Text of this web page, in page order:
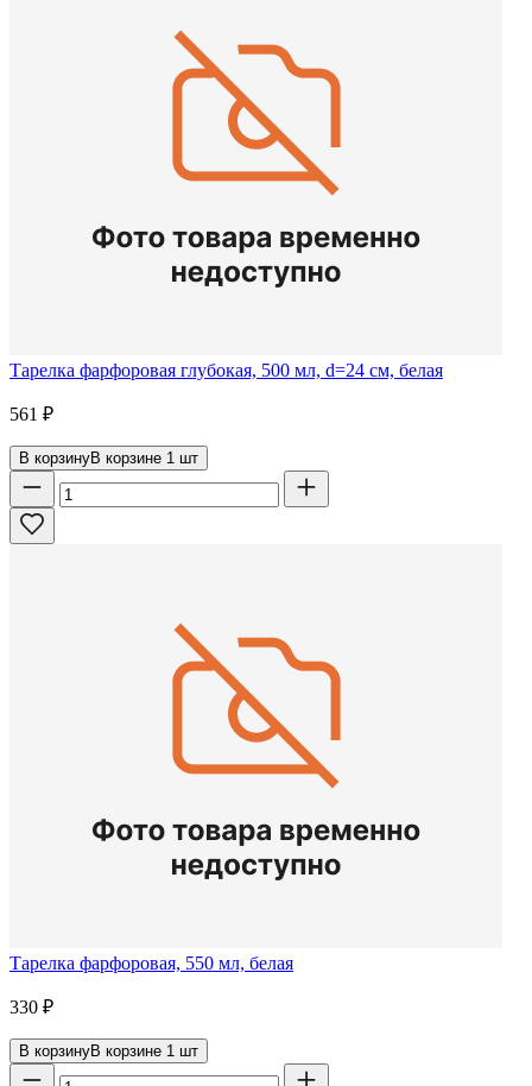
Тарелка фарфоровая глубокая, 500 мл, d=24 см, белая
561 ₽
В корзинуВ корзине 1 шт
Тарелка фарфоровая, 550 мл, белая
330 ₽
В корзинуВ корзине 1 шт